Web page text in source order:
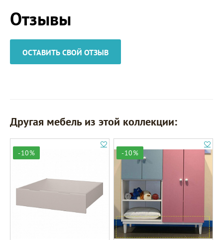
Отзывы
ОСТАВИТЬ СВОЙ ОТЗЫВ
Другая мебель из этой коллекции:
-10% -10%